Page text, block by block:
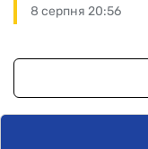
8 серпня 20:56